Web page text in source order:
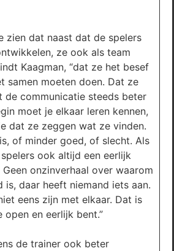
zien dat naast dat de spelers
ze ook als team
Kaagman, “dat ze het besef
samen moeten doen. Dat ze
de communicatie steeds beter
moet je elkaar leren kennen,
dat ze zeggen wat ze vinden.
of minder goed, of slecht. Als
ook altijd een eerlijk
onzinverhaal over waarom
is, daar heeft niemand iets aan.
eens zijn met elkaar. Dat is
open en eerlijk bent.”
de trainer ook beter